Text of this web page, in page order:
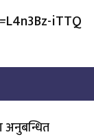
iTTQ
अनुबन्धित